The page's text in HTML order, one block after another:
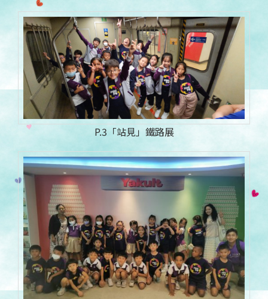
P.3「站見」鐵路展